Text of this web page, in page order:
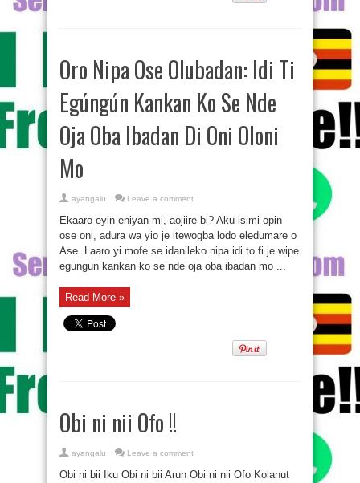
Oro Nipa Ose Olubadan: Idi Ti
Egúngún Kankan Ko Se Nde
Oja Oba Ibadan Di Oni Oloni
Mo
ayangalu Leave a comment
Ekaaro eyin eniyan mi, aojiire bi? Aku isimi opin
ose oni, adura wa yio je itewogba lodo eledumare o
Ase. Laaro yi mofe se idanileko nipa idi to fi je wipe
egungun kankan ko se nde oja oba ibadan mo ...
Read More »
Obi ni nii Ofo !!
ayangalu Leave a comment
Obi ni bii Iku Obi ni bii Arun Obi ni nii Ofo Kolanut